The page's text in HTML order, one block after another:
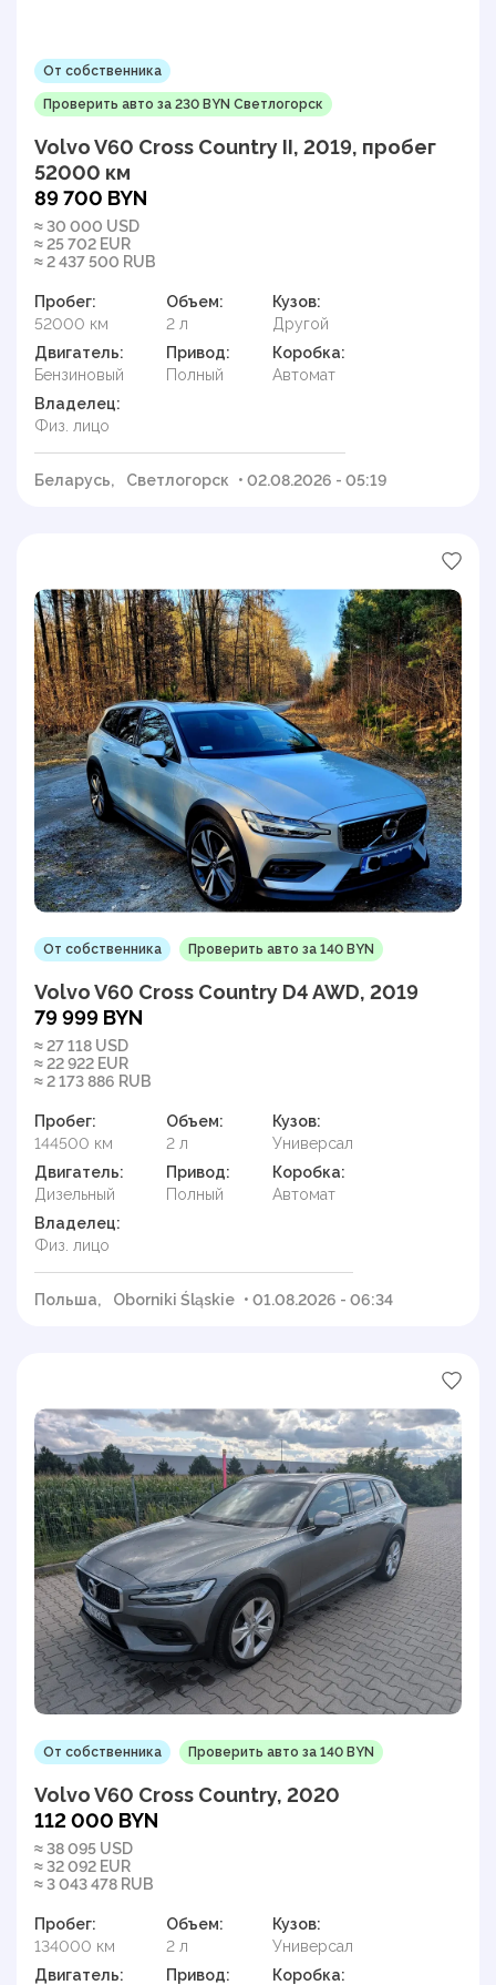
От собственника
Проверить авто за 230 BYN Светлогорск
Volvo V60 Cross Country II, 2019, пробег
52000 км
89 700 BYN
≈ 30 000 USD
≈ 25 702 EUR
≈ 2 437 500 RUB
Пробег:
52000 км
Объем:
2 л
Кузов:
Другой
Двигатель:
Бензиновый
Привод:
Полный
Коробка:
Автомат
Владелец:
Физ. лицо
Беларусь, Светлогорск • 02.08.2026 - 05:19
От собственника Проверить авто за 140 BYN
Volvo V60 Cross Country D4 AWD, 2019
79 999 BYN
≈ 27 118 USD
≈ 22 922 EUR
≈ 2 173 886 RUB
Пробег:
144500 км
Объем:
2 л
Кузов:
Универсал
Двигатель:
Дизельный
Привод:
Полный
Коробка:
Автомат
Владелец:
Физ. лицо
Польша, Oborniki Śląskie • 01.08.2026 - 06:34
От собственника Проверить авто за 140 BYN
Volvo V60 Cross Country, 2020
112 000 BYN
≈ 38 095 USD
≈ 32 092 EUR
≈ 3 043 478 RUB
Пробег:
134000 км
Объем:
2 л
Кузов:
Универсал
Двигатель:
Привод: Коробка: